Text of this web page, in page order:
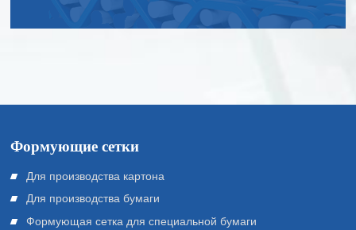
Формующие сетки
Для производства картона
Для производства бумаги
Формующая сетка для специальной бумаги